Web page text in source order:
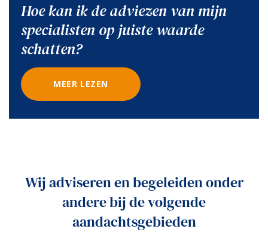
Hoe kan ik de adviezen van mijn
specialisten op juiste waarde
schatten?
MEER LEZEN
Wij adviseren en begeleiden onder
andere bij de volgende
aandachtsgebieden